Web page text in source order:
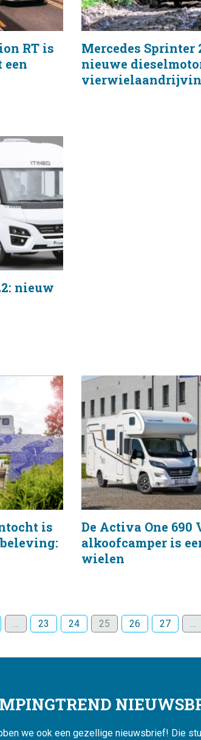
RT is
een
Mercedes Sprinter
nieuwe
nieuw
is
De Activa One 690
alkoofcamper is
wielen
… 23 24 25 26 27 …
we ook een gezellige nieuwsbrief! Die